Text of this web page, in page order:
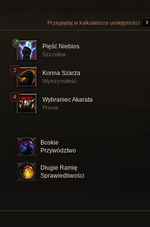
Przeglądaj w kalkulatorze umiejętności
Pięść Niebios
Szczelina
Konna Szarża
Wytrzymałość
Wybraniec Akarata
Prorok
Boskie
Przywództwo
Długie Ramię
Sprawiedliwości